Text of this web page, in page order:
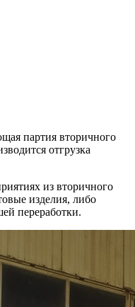
партия вторичного
отгрузка
из вторичного
изделия, либо
переработки.